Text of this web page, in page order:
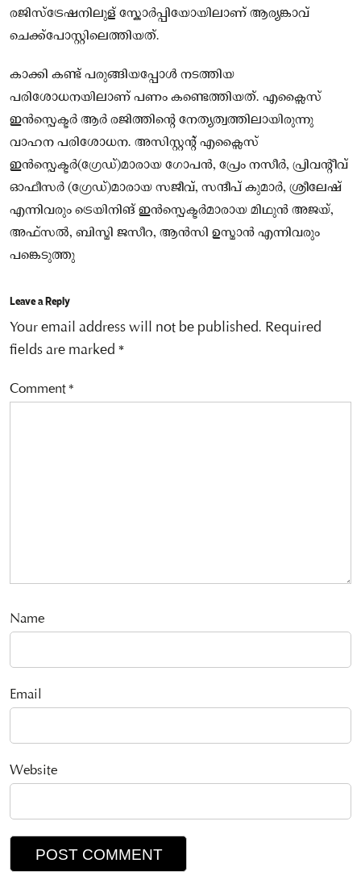
രജിസ്ട്രേഷനിലുള് ‌സ്കോർപ്പിയോയിലാണ് ആര്യങ്കാവ്
ചെക്ക്‌പോസ്റ്റിലെത്തിയത്.
കാക്കി കണ്ട് പരുങ്ങിയപ്പോൾ നടത്തിയ
പരിശോധനയിലാണ് പണം കണ്ടെത്തിയത്. എക്സൈസ്
ഇൻസ്പെക്ടർ ആർ രജിത്തിന്റെ നേത്യത്വത്തിലായിരുന്നു
വാഹന പരിശോധന. അസിസ്റ്റന്റ് എക്സൈസ്
ഇൻസ്പെക്ടർ(ഗ്രേഡ്)മാരായ ഗോപൻ, പ്രേം നസീർ, പ്രിവന്റീവ്
ഓഫീസർ (ഗ്രേഡ്)മാരായ സജീവ്, സന്ദീപ് കുമാർ, ശ്രീലേഷ്
എന്നിവരും ട്രെയിനിങ് ഇൻസ്പെക്ടർമാരായ മിഥുൻ അജയ്,
അഫ്സൽ, ബിസ്മി ജസീറ, ആൻസി ഉസ്മാൻ എന്നിവരും
പങ്കെടുത്തു
Leave a Reply
Your email address will not be published. Required
fields are marked *
Comment*
Name
Email
Website